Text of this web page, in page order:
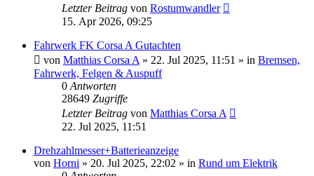
Letzter Beitrag von Rostumwandler
15. Apr 2026, 09:25
Fahrwerk FK Corsa A Gutachten
von Matthias Corsa A » 22. Jul 2025, 11:51 » in Bremsen,
Fahrwerk, Felgen & Auspuff
0 Antworten
28649 Zugriffe
Letzter Beitrag von Matthias Corsa A
22. Jul 2025, 11:51
Drehzahlmesser+Batterieanzeige
von Horni » 20. Jul 2025, 22:02 » in Rund um Elektrik